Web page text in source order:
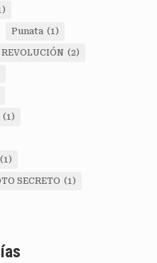
Punata (1)
REVOLUCIÓN (2)
(1)
(1)
SECRETO (1)